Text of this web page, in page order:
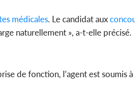
médicales. Le candidat aux
naturellement », a-t-elle précisé.
de fonction, l’agent est soumis